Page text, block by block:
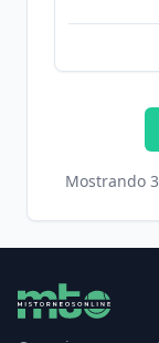
Mostrando 3